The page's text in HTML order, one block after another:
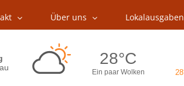
Über uns Lokalausgaben